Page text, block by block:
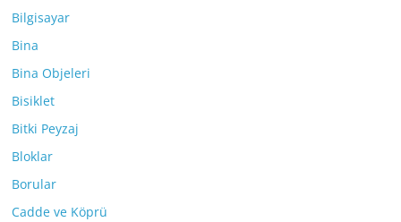
Bilgisayar
Bina
Bina Objeleri
Bisiklet
Bitki Peyzaj
Bloklar
Borular
Cadde ve Köprü